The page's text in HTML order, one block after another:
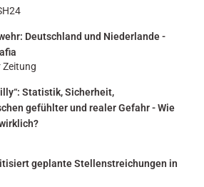
Deutschland und Niederlande -
Statistik, Sicherheit,
gefühlter und realer Gefahr - Wie
geplante Stellenstreichungen in